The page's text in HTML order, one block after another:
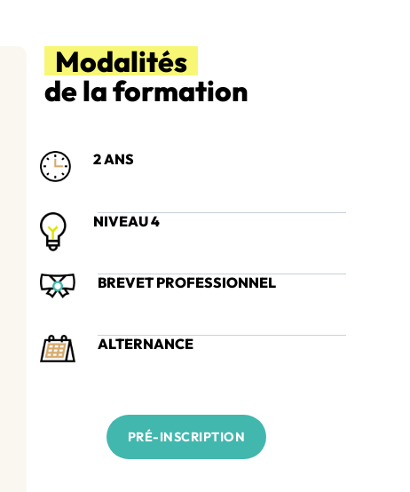
Modalités
de la formation
2 ANS
NIVEAU 4
BREVET PROFESSIONNEL
ALTERNANCE
PRÉ-INSCRIPTION